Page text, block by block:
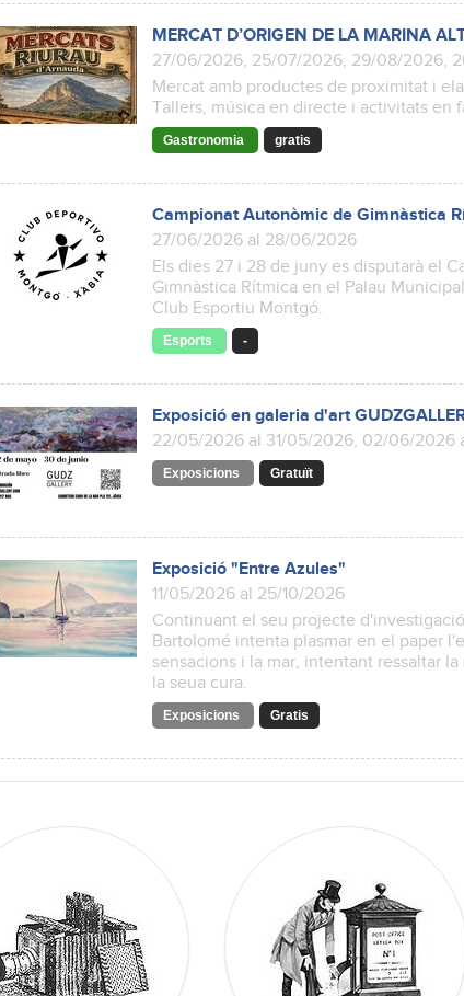
MERCAT D’ORIGEN DE LA MARINA
27/06/2026, 25/07/2026, 29/08/2026,
Mercat amb productes de proximitat i
Tallers, música en directe i activitats en
Gastronomia gratis
Campionat Autonòmic de Gimnàstica
27/06/2026 al 28/06/2026
Els dies 27 i 28 de juny es disputarà el
Gimnàstica Rítmica en el Palau
Club Esportiu Montgó.
Esports -
Exposició en galeria d'art
22/05/2026 al 31/05/2026, 02/06/2026
Exposicions Gratuït
Exposició "Entre Azules"
11/05/2026 al 25/10/2026
Continuant el seu projecte
Bartolomé intenta plasmar en el paper
sensacions i la mar, intentant ressaltar
la seua cura.
Exposicions Gratis